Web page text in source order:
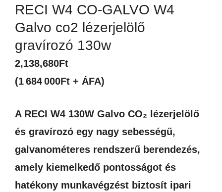
RECI W4 CO-GALVO W4
Galvo co2 lézerjelölő
gravírozó 130w
2,138,680Ft
(1 684 000Ft + ÁFA)
A RECI W4 130W Galvo CO₂ lézerjelölő
és gravírozó egy nagy sebességű,
galvanométeres rendszerű berendezés,
amely kiemelkedő pontosságot és
hatékony munkavégzést biztosít ipari